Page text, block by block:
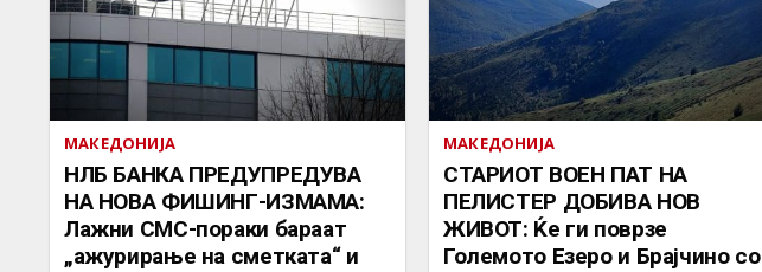
МАКЕДОНИЈА
НЛБ БАНКА ПРЕДУПРЕДУВА
НА НОВА ФИШИНГ-ИЗМАМА:
Лажни СМС-пораки бараат
„ажурирање на сметката“ и
МАКЕДОНИЈА
СТАРИОТ ВОЕН ПАТ НА
ПЕЛИСТЕР ДОБИВА НОВ
ЖИВОТ: Ќе ги поврзе
Големото Езеро и Брајчино со